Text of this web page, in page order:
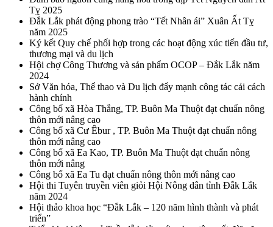
Tỵ 2025
Đắk Lắk phát động phong trào “Tết Nhân ái” Xuân Ất Tỵ
năm 2025
Ký kết Quy chế phối hợp trong các hoạt động xúc tiến đầu tư,
thương mại và du lịch
Hội chợ Công Thương và sản phẩm OCOP – Đắk Lắk năm
2024
Sở Văn hóa, Thể thao và Du lịch đẩy mạnh công tác cải cách
hành chính
Công bố xã Hòa Thắng, TP. Buôn Ma Thuột đạt chuẩn nông
thôn mới nâng cao
Công bố xã Cư Êbur , TP. Buôn Ma Thuột đạt chuẩn nông
thôn mới nâng cao
Công bố xã Ea Kao, TP. Buôn Ma Thuột đạt chuẩn nông
thôn mới nâng
Công bố xã Ea Tu đạt chuẩn nông thôn mới nâng cao
Hội thi Tuyên truyền viên giỏi Hội Nông dân tỉnh Đắk Lắk
năm 2024
Hội thảo khoa học “Đắk Lắk – 120 năm hình thành và phát
triển”